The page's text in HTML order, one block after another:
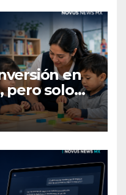
en
pero solo
gasto